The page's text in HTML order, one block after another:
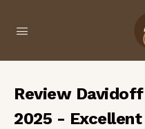
Review
2025 -